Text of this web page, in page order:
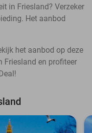
in Friesland? Verzeker
Het aanbod
het aanbod op deze
Friesland en profiteer